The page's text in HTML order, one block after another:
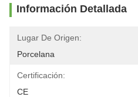
Información Detallada
Lugar De Origen:
Porcelana
Certificación:
CE